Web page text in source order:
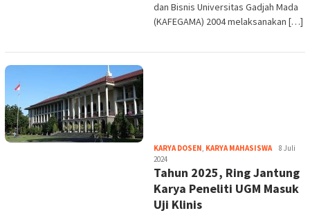
dan Bisnis Universitas Gadjah Mada
(KAFEGAMA) 2004 melaksanakan […]
KARYA DOSEN, KARYA MAHASISWAHeri8 Juli
2024
Tahun 2025, Ring Jantung
Karya Peneliti UGM Masuk
Uji Klinis